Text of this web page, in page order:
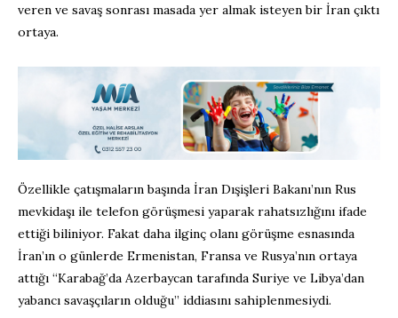
veren ve savaş sonrası masada yer almak isteyen bir İran çıktı
ortaya.
Özellikle çatışmaların başında İran Dışişleri Bakanı’nın Rus
mevkidaşı ile telefon görüşmesi yaparak rahatsızlığını ifade
ettiği biliniyor. Fakat daha ilginç olanı görüşme esnasında
İran’ın o günlerde Ermenistan, Fransa ve Rusya’nın ortaya
attığı “Karabağ’da Azerbaycan tarafında Suriye ve Libya’dan
yabancı savaşçıların olduğu” iddiasını sahiplenmesiydi.